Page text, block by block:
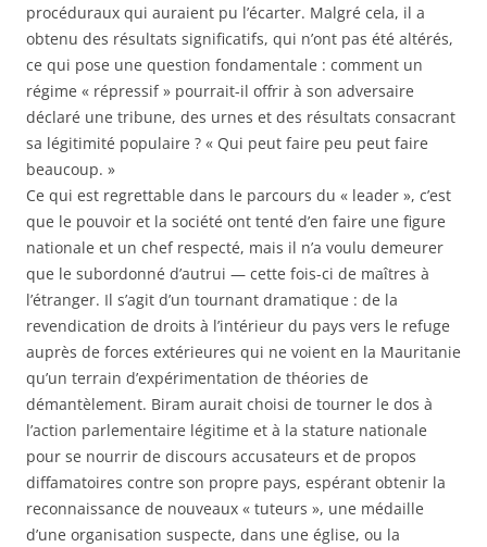
procéduraux qui auraient pu l’écarter. Malgré cela, il a
obtenu des résultats significatifs, qui n’ont pas été altérés,
ce qui pose une question fondamentale : comment un
régime « répressif » pourrait-il offrir à son adversaire
déclaré une tribune, des urnes et des résultats consacrant
sa légitimité populaire ? « Qui peut faire peu peut faire
beaucoup. »
Ce qui est regrettable dans le parcours du « leader », c’est
que le pouvoir et la société ont tenté d’en faire une figure
nationale et un chef respecté, mais il n’a voulu demeurer
que le subordonné d’autrui — cette fois-ci de maîtres à
l’étranger. Il s’agit d’un tournant dramatique : de la
revendication de droits à l’intérieur du pays vers le refuge
auprès de forces extérieures qui ne voient en la Mauritanie
qu’un terrain d’expérimentation de théories de
démantèlement. Biram aurait choisi de tourner le dos à
l’action parlementaire légitime et à la stature nationale
pour se nourrir de discours accusateurs et de propos
diffamatoires contre son propre pays, espérant obtenir la
reconnaissance de nouveaux « tuteurs », une médaille
d’une organisation suspecte, dans une église, ou la